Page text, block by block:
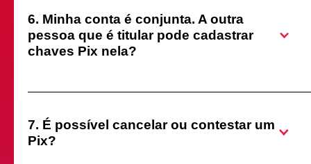
6. Minha conta é conjunta. A outra
pessoa que é titular pode cadastrar
chaves Pix nela?
7. É possível cancelar ou contestar um
Pix?